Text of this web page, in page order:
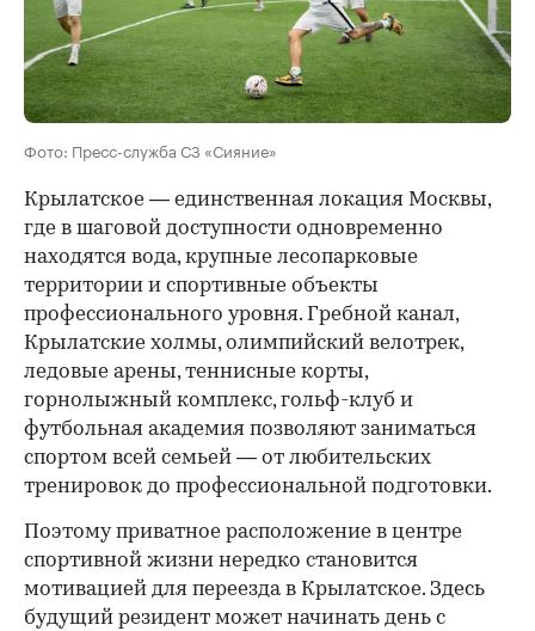
Фото: Пресс-служба СЗ «Сияние»
Крылатское — единственная локация Москвы,
где в шаговой доступности одновременно
находятся вода, крупные лесопарковые
территории и спортивные объекты
профессионального уровня. Гребной канал,
Крылатские холмы, олимпийский велотрек,
ледовые арены, теннисные корты,
горнолыжный комплекс, гольф-клуб и
футбольная академия позволяют заниматься
спортом всей семьей — от любительских
тренировок до профессиональной подготовки.
Поэтому приватное расположение в центре
спортивной жизни нередко становится
мотивацией для переезда в Крылатское. Здесь
будущий резидент может начинать день с